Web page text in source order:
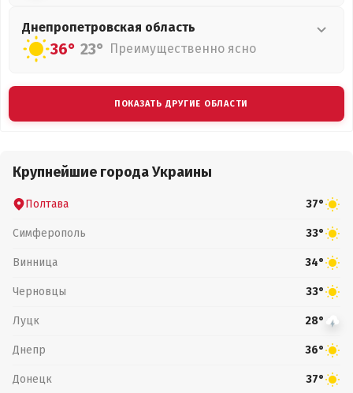
Днепропетровская область
36° 23° Преимущественно ясно
ПОКАЗАТЬ ДРУГИЕ ОБЛАСТИ
Крупнейшие города Украины
Полтава 37°
Симферополь 33°
Винница 34°
Черновцы 33°
Луцк 28°
Днепр 36°
Донецк 37°